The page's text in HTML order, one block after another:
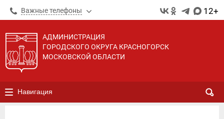
Важные телефоны 12+
АДМИНИСТРАЦИЯ
ГОРОДСКОГО ОКРУГА КРАСНОГОРСК
МОСКОВСКОЙ ОБЛАСТИ
Навигация